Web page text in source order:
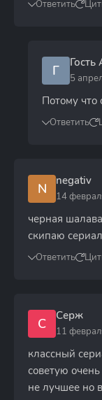
Ответить
Г Гость
5
Потому
Ответить
N negativ
14
черная
скипаю
Ответить
С Серж
11
классный
советую
не лучшее но